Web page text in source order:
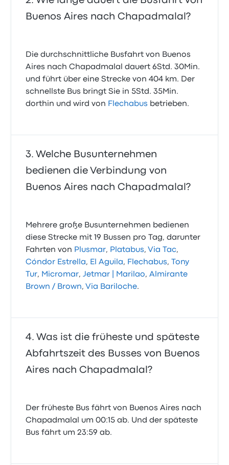
Buenos Aires nach Chapadmalal?
Die durchschnittliche Busfahrt von Buenos
Aires nach Chapadmalal dauert 6Std. 30Min.
und führt über eine Strecke von 404 km. Der
schnellste Bus bringt Sie in 5Std. 35Min.
dorthin und wird von Flechabus betrieben.
Welche Busunternehmen
bedienen die Verbindung von
Buenos Aires nach Chapadmalal?
Mehrere große Busunternehmen bedienen
diese Strecke mit 19 Bussen pro Tag, darunter
Fahrten von Plusmar, Platabus,Via Tac,
Cóndor Estrella, El Aguila, Flechabus,Tony
Tur, Micromar,Jetmar | Marilao,Almirante
Brown / Brown,Via Bariloche.
Was ist die früheste und späteste
Abfahrtszeit des Busses von Buenos
Aires nach Chapadmalal?
Der früheste Bus fährt von Buenos Aires nach
Chapadmalal um 00:15 ab. Und der späteste
Bus fährt um 23:59 ab.